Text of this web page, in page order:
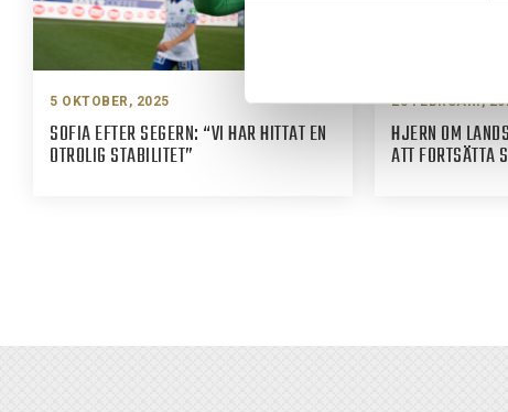
5 OKTOBER, 2025
SOFIA EFTER SEGERN: “VI HAR HITTAT EN
OTROLIG STABILITET”
28 FEBRUARI,
HJERN OM
ATT FORTSÄTTA